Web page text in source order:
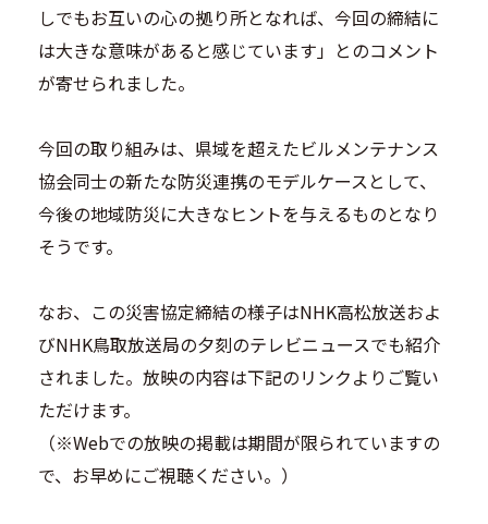
しでもお互いの心の拠り所となれば、今回の締結に
は大きな意味があると感じています」とのコメント
が寄せられました。
今回の取り組みは、県域を超えたビルメンテナンス
協会同士の新たな防災連携のモデルケースとして、
今後の地域防災に大きなヒントを与えるものとなり
そうです。
なお、この災害協定締結の様子はNHK高松放送およ
びNHK鳥取放送局の夕刻のテレビニュースでも紹介
されました。放映の内容は下記のリンクよりご覧い
ただけます。
（※Webでの放映の掲載は期間が限られていますの
で、お早めにご視聴ください。）